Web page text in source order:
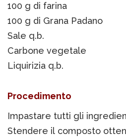
100 g di farina
100 g di Grana Padano
Sale q.b.
Carbone vegetale
Liquirizia q.b.
Procedimento
Impastare tutti gli
Stendere il composto